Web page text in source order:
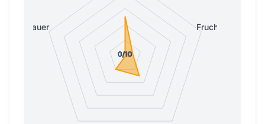
Fruchtig
Sauer
1/10
0/10
0/10
0/10
0/10